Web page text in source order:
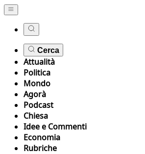
Cerca
Attualità
Politica
Mondo
Agorà
Podcast
Chiesa
Idee e Commenti
Economia
Rubriche